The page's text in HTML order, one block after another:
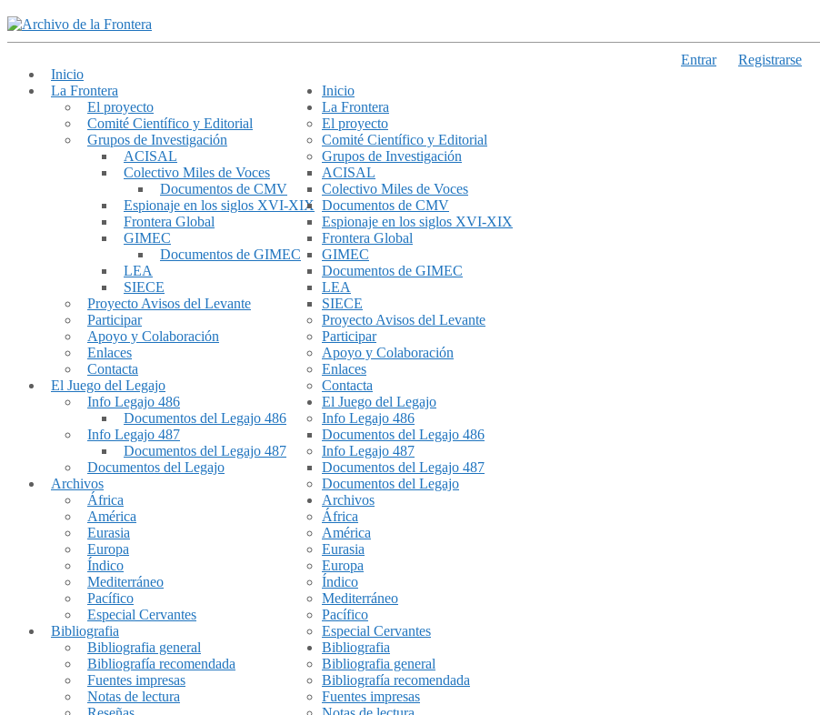
Inicio
La Frontera
El proyecto
Comité Científico y Editorial
Grupos de Investigación
ACISAL
Colectivo Miles de Voces
Documentos de CMV
Espionaje en los siglos XVI-XIX
Frontera Global
GIMEC
Documentos de GIMEC
LEA
SIECE
Proyecto Avisos del Levante
Participar
Apoyo y Colaboración
Enlaces
Contacta
El Juego del Legajo
Info Legajo 486
Documentos del Legajo 486
Info Legajo 487
Documentos del Legajo 487
Documentos del Legajo
Archivos
África
América
Eurasia
Europa
Índico
Mediterráneo
Pacífico
Especial Cervantes
Bibliografia
Bibliografia general
Bibliografía recomendada
Fuentes impresas
Notas de lectura
Entrar
Registrarse
Inicio
La Frontera
El proyecto
Comité Científico y Editorial
Grupos de Investigación
ACISAL
Colectivo Miles de Voces
Documentos de CMV
Espionaje en los siglos XVI-XIX
Frontera Global
GIMEC
Documentos de GIMEC
LEA
SIECE
Proyecto Avisos del Levante
Participar
Apoyo y Colaboración
Enlaces
Contacta
El Juego del Legajo
Info Legajo 486
Documentos del Legajo 486
Info Legajo 487
Documentos del Legajo 487
Documentos del Legajo
Archivos
África
América
Eurasia
Europa
Índico
Mediterráneo
Pacífico
Especial Cervantes
Bibliografia
Bibliografia general
Bibliografía recomendada
Fuentes impresas